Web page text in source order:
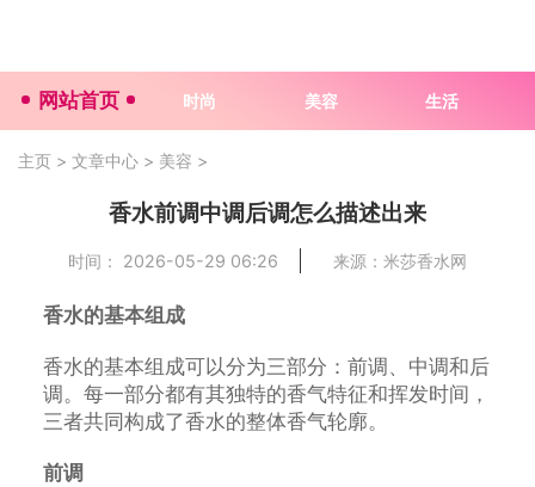
网站首页 时尚 美容 生活
主页 > 文章中心 > 美容 >
香水前调中调后调怎么描述出来
时间： 2026-05-29 06:26 来源：米莎香水网
香水的基本组成
香水的基本组成可以分为三部分：前调、中调和后
调。每一部分都有其独特的香气特征和挥发时间，
三者共同构成了香水的整体香气轮廓。
前调